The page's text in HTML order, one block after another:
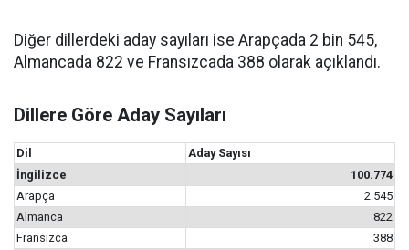
Diğer dillerdeki aday sayıları ise Arapçada 2 bin 545,
Almancada 822 ve Fransızcada 388 olarak açıklandı.
Dillere Göre Aday Sayıları
Dil
Aday Sayısı
İngilizce
100.774
Arapça
2.545
Almanca
822
Fransızca
388